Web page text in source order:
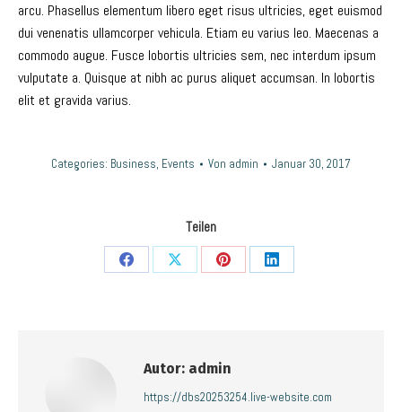
arcu. Phasellus elementum libero eget risus ultricies, eget euismod
dui venenatis ullamcorper vehicula. Etiam eu varius leo. Maecenas a
commodo augue. Fusce lobortis ultricies sem, nec interdum ipsum
vulputate a. Quisque at nibh ac purus aliquet accumsan. In lobortis
elit et gravida varius.
Categories: Business, Events Von admin Januar 30, 2017
Teilen
Teilen
Teilen
Teilen
Teilen
Autor: admin
https://dbs20253254.live-website.com